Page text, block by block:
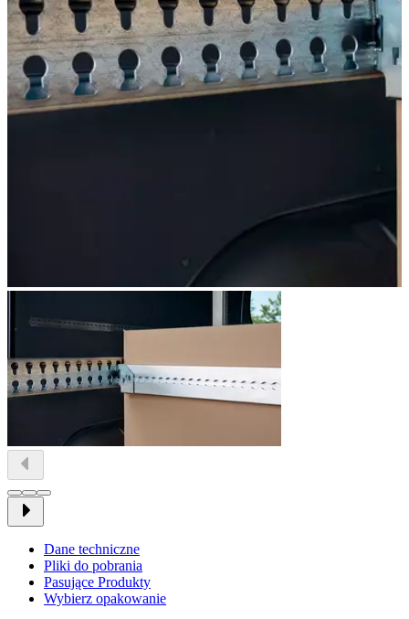
Dane techniczne
Pliki do pobrania
Pasujące Produkty
Wybierz opakowanie